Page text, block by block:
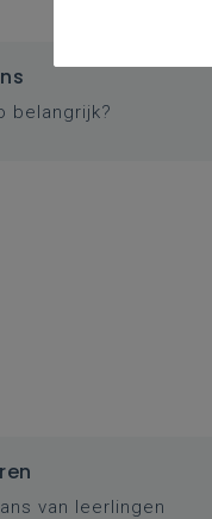
belangrijk?
van leerlingen